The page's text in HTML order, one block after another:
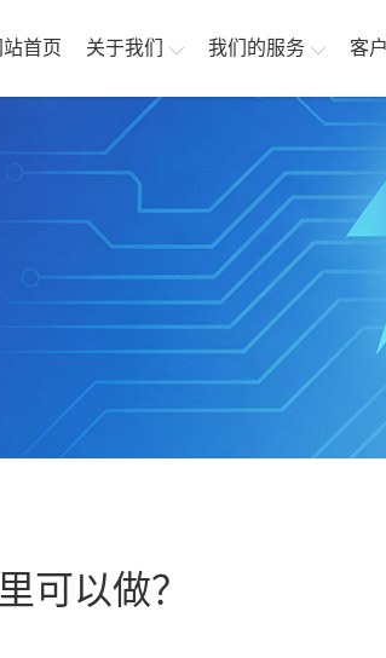
站首页 关于我们 我们的服务 客
可以做？